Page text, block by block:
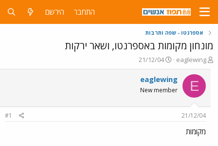
התחבר הירשם
אספרנטו - שפה ותרבות
מונחון מקומות באספרנטו, ושאר ירקות
פ
ו
ת
ח
ה
ש
א
eaglewing
פ
ו
ר
ם
21/12/04
E
eaglewing
New member
21/12/04
#1
מקומות